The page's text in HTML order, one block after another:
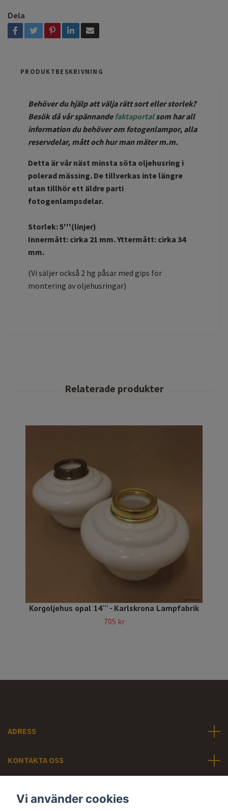
Dela
PRODUKTBESKRIVNING
Behöver du hjälp att välja rätt sort eller storlek?
Besök då vår spännandefaktaportalsom har all
information du behöver om fotogenlampor, alla
reservdelar, mått och hur man mäter m.m.
Detta är vår näst minsta söta oljehusring i
polerad mässing. De tillverkas inte längre
utan tillhör ett äldre parti
fotogenlampsdelar.
Storlek: 5'''(linjer)
Innermått: cirka 21 mm. Yttermått: cirka 34
mm.
(Vi säljer också 2 hg påsar med gips för
montering av oljehusringar)
Korgoljehus opal 14''' - Karlskrona Lampfabrik
705 kr
ADRESS
KONTAKTA OSS
Vi använder cookies